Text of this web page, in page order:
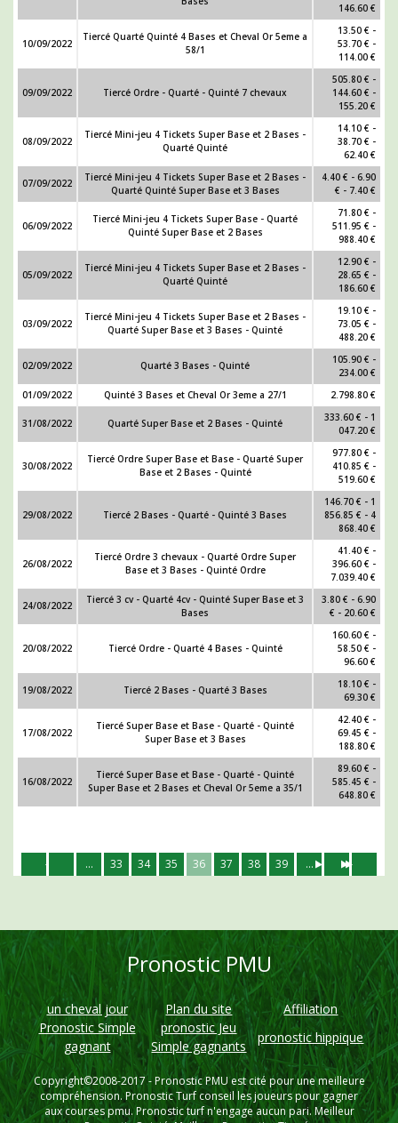
146.60 €
10/09/2022
Tiercé Quarté Quinté 4 Bases et Cheval Or 5eme a
58/1
13.50 € -
53.70 € -
114.00 €
09/09/2022 Tiercé Ordre - Quarté - Quinté 7 chevaux
505.80 € -
144.60 € -
155.20 €
08/09/2022
Tiercé Mini-jeu 4 Tickets Super Base et 2 Bases -
Quarté Quinté
14.10 € -
38.70 € -
62.40 €
07/09/2022
Tiercé Mini-jeu 4 Tickets Super Base et 2 Bases -
Quarté Quinté Super Base et 3 Bases
4.40 € - 6.90
€ - 7.40 €
06/09/2022
Tiercé Mini-jeu 4 Tickets Super Base - Quarté
Quinté Super Base et 2 Bases
71.80 € -
511.95 € -
988.40 €
05/09/2022
Tiercé Mini-jeu 4 Tickets Super Base et 2 Bases -
Quarté Quinté
12.90 € -
28.65 € -
186.60 €
03/09/2022
Tiercé Mini-jeu 4 Tickets Super Base et 2 Bases -
Quarté Super Base et 3 Bases - Quinté
19.10 € -
73.05 € -
488.20 €
02/09/2022 Quarté 3 Bases - Quinté
105.90 € -
234.00 €
01/09/2022
Quinté 3 Bases et Cheval Or 3eme a 27/1 2.798.80 €
31/08/2022 Quarté Super Base et 2 Bases - Quinté
333.60 € - 1
047.20 €
30/08/2022
Tiercé Ordre Super Base et Base - Quarté Super
Base et 2 Bases - Quinté
977.80 € -
410.85 € -
519.60 €
29/08/2022 Tiercé 2 Bases - Quarté - Quinté 3 Bases
146.70 € - 1
856.85 € - 4
868.40 €
26/08/2022
Tiercé Ordre 3 chevaux - Quarté Ordre Super
Base et 3 Bases - Quinté Ordre
41.40 € -
396.60 € -
7.039.40 €
24/08/2022
Tiercé 3 cv - Quarté 4cv - Quinté Super Base et 3
Bases
3.80 € - 6.90
€ - 20.60 €
20/08/2022 Tiercé Ordre - Quarté 4 Bases - Quinté
160.60 € -
58.50 € -
96.60 €
19/08/2022 Tiercé 2 Bases - Quarté 3 Bases
18.10 € -
69.30 €
17/08/2022
Tiercé Super Base et Base - Quarté - Quinté
Super Base et 3 Bases
42.40 € -
69.45 € -
188.80 €
16/08/2022
Tiercé Super Base et Base - Quarté - Quinté
Super Base et 2 Bases et Cheval Or 5eme a 35/1
89.60 € -
585.45 € -
648.80 €
... 33 34 35 36 37 38 39 ...
Pronostic PMU
un cheval jour Plan du site
Affiliation
Pronostic Simple
gagnant
pronostic Jeu
Simple gagnants
pronostic hippique
Copyright©2008-2017 -Pronostic PMUest cité pour une meilleure
compréhension. Pronostic Turf conseil les joueurs pour gagner
aux courses pmu. Pronostic turf n'engage aucun pari. Meilleur